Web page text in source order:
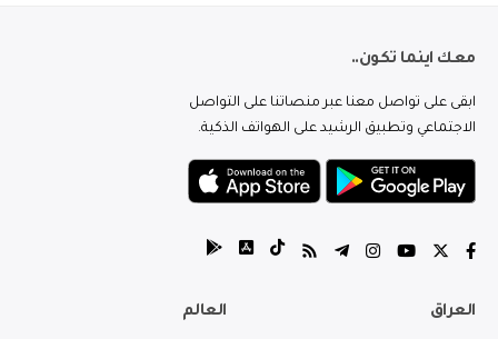
معك اينما تكون..
ابقى على تواصل معنا عبر منصاتنا على التواصل
الاجتماعي وتطبيق الرشيد على الهواتف الذكية.
العراق العالم